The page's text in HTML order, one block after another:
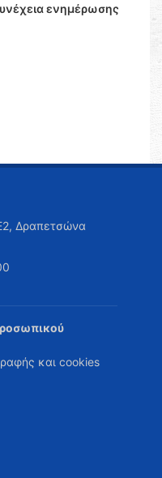
ενημέρωσης
Δραπετσώνα
και cookies